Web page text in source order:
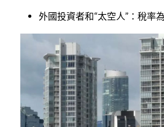
外國投資者和“太空人”：稅率